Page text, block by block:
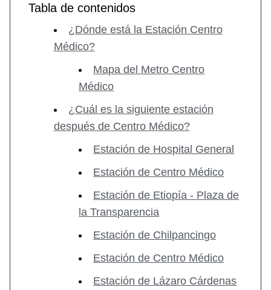
Tabla de contenidos
¿Dónde está la Estación Centro
Médico?
Mapa del Metro Centro
Médico
¿Cuál es la siguiente estación
después de Centro Médico?
Estación de Hospital General
Estación de Centro Médico
Estación de Etiopía - Plaza de
la Transparencia
Estación de Chilpancingo
Estación de Centro Médico
Estación de Lázaro Cárdenas